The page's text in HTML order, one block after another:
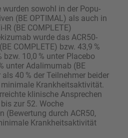
wurden sowohl in der Popu­
(BE OPTIMAL) als auch in
(BE COMPLETE)
wurde das ACR50-
COMPLETE) bzw. 43,9 %
bzw. 10,0 % unter Placebo
unter Adalimumab (BE
40 % der Teilnehmer beider
Krankheitsaktivität.
klinische Ansprechen
zur 52. Woche
(Bewertung durch ACR50,
Krankheitsaktivität